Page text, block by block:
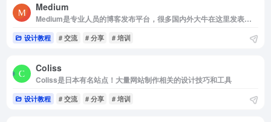
Medium
Medium是专业人员的博客发布平台，很多国内外大牛在这里发表文章和教程。
设计教程 # 交流 # 分享 # 培训
Coliss
Coliss是日本有名站点！大量网站制作相关的设计技巧和工具
设计教程 # 交流 # 分享 # 培训